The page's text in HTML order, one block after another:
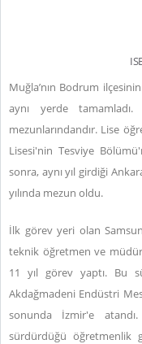
Muğla’nın Bodrum
aynı yerde
mezunlarındandır. Lise
Lisesi'nin Tesviye
sonra, aynı yıl girdiği
yılında mezun oldu.
İlk görev yeri olan
teknik öğretmen ve müdür
11 yıl görev yaptı. Bu
Akdağmadeni Endüstri
sonunda İzmir'e
sürdürdüğü öğretmenlik